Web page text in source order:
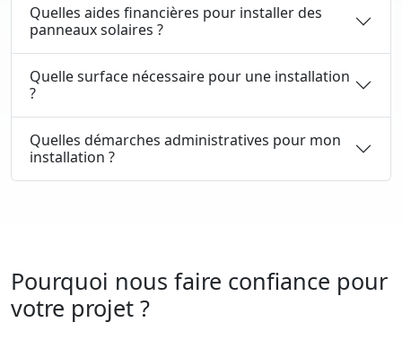
Quelles aides financières pour installer des
panneaux solaires ?
Quelle surface nécessaire pour une installation
?
Quelles démarches administratives pour mon
installation ?
Pourquoi nous faire confiance pour
votre projet ?